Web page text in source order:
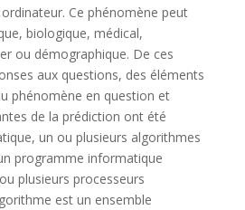
Ce phénomène peut
biologique, médical,
ou démographique. De ces
aux questions, des éléments
phénomène en question et
de la prédiction ont été
un ou plusieurs algorithmes
programme informatique
plusieurs processeurs
est un ensemble